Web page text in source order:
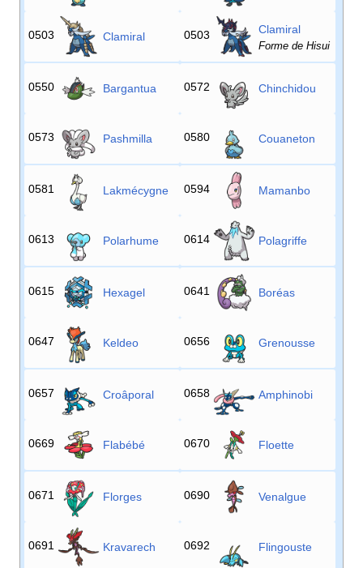
0503 Clamiral 0503 Clamiral
Forme de Hisui
0550 Bargantua 0572 Chinchidou
0573 Pashmilla 0580 Couaneton
0581 Lakmécygne 0594 Mamanbo
0613 Polarhume 0614 Polagriffe
0615 Hexagel 0641 Boréas
0647 Keldeo 0656 Grenousse
0657 Croâporal 0658 Amphinobi
0669 Flabébé 0670 Floette
0671 Florges 0690 Venalgue
0691 Kravarech 0692 Flingouste